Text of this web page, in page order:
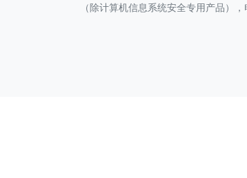
（除计算机信息系统安全专用产品）